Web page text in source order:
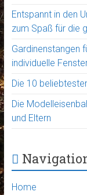
Entspannt in den
zum Spaß für die
Gardinenstangen
individuelle
Die 10
Die
und Eltern
Home